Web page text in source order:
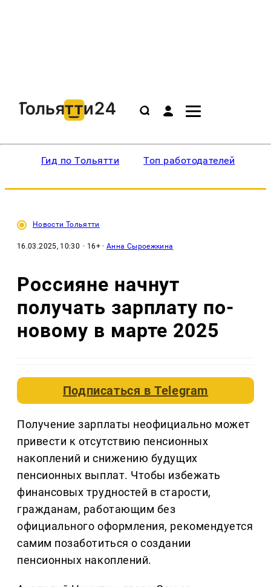
Гид по Тольятти Топ работодателей
Новости Тольятти
16.03.2025, 10:30 · 16+ ·Анна Сыроежкина
Россияне начнут
получать зарплату по-
новому в марте 2025
Подписаться вTelegram
Получение зарплаты неофициально может
привести к отсутствию пенсионных
накоплений и снижению будущих
пенсионных выплат. Чтобы избежать
финансовых трудностей в старости,
гражданам, работающим без
официального оформления, рекомендуется
самим позаботиться о создании
пенсионных накоплений.